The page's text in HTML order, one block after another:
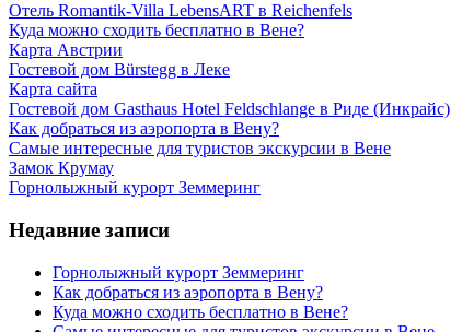
Отель Romantik-Villa LebensART в Reichenfels
Куда можно сходить бесплатно в Вене?
Карта Австрии
Гостевой дом Bürstegg в Леке
Карта сайта
Гостевой дом Gasthaus Hotel Feldschlange в Риде (Инкрайс)
Как добраться из аэропорта в Вену?
Самые интересные для туристов экскурсии в Вене
Замок Крумау
Горнолыжный курорт Земмеринг
Недавние записи
Горнолыжный курорт Земмеринг
Как добраться из аэропорта в Вену?
Куда можно сходить бесплатно в Вене?